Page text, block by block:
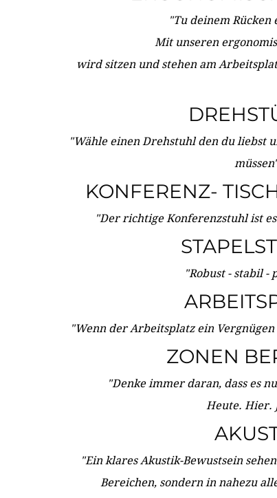
"Tu deinem Rücken
Mit unseren
wird sitzen und stehen am
"Wähle einen Drehstuhl den du liebst
KONFERENZ-
"Der richtige Konferenzstuhl ist
"Robust - stabil -
"Wenn der Arbeitsplatz ein
ZONEN
"Denke immer daran, dass es
Heute. Hier.
"Ein klares Akustik-Bewustsein
Bereichen, sondern in nahezu